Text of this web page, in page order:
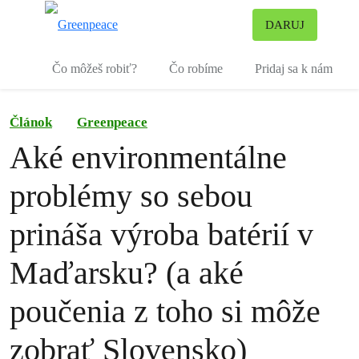
DARUJ
Čo môžeš robiť? Čo robíme Pridaj sa k nám
Článok Greenpeace
Aké environmentálne
problémy so sebou
prináša výroba batérií v
Maďarsku? (a aké
poučenia z toho si môže
zobrať Slovensko)